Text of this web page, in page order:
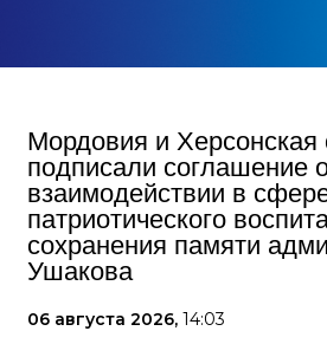
Мордовия и Херсонская
подписали соглашение
взаимодействии в
патриотического
сохранения памяти
Ушакова
06 августа 2026, 14:03